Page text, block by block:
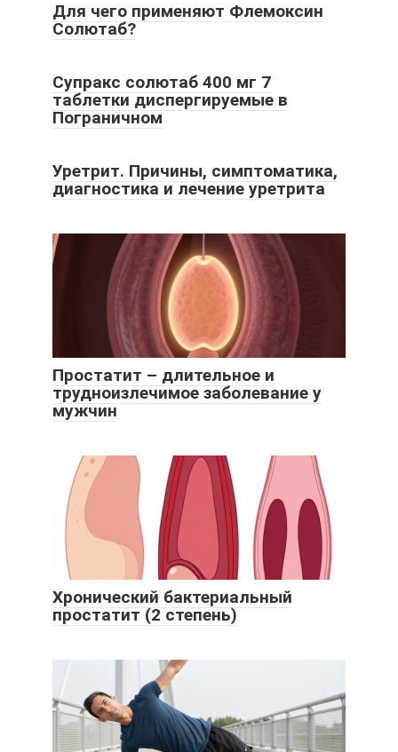
Для чего применяют Флемоксин
Солютаб?
Супракс солютаб 400 мг 7
таблетки диспергируемые в
Пограничном
Уретрит. Причины, симптоматика,
диагностика и лечение уретрита
Простатит – длительное и
трудноизлечимое заболевание у
мужчин
Хронический бактериальный
простатит (2 степень)